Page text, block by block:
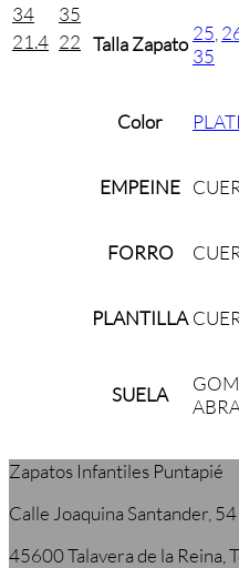
34
35
21.4 22 Talla Zapato 25
35
Color
EMPEINE
FORRO
PLANTILLA
SUELA
Zapatos Infantiles Puntapié
Calle Joaquina Santander, 54
45600 Talavera de la Reina,